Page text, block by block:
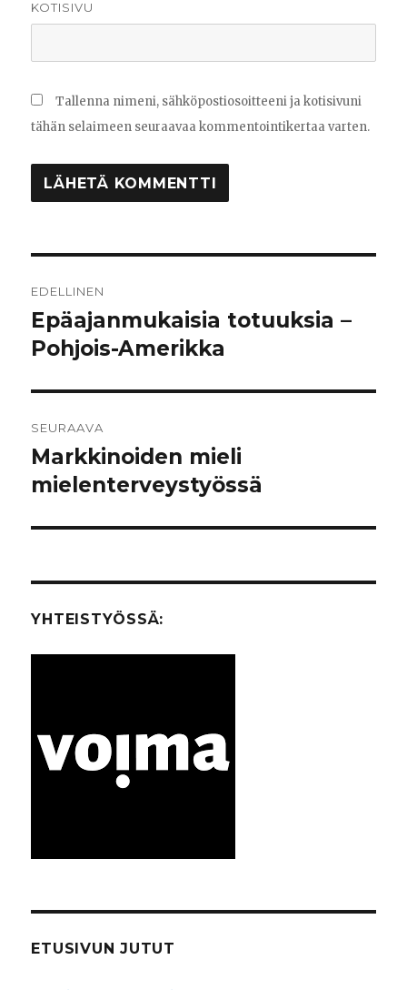
KOTISIVU
Tallenna nimeni, sähköpostiosoitteeni ja kotisivuni
tähän selaimeen seuraavaa kommentointikertaa varten.
selaus
EDELLINEN
Edellinen
artikkeli:
Epäajanmukaisia totuuksia –
Pohjois-Amerikka
SEURAAVA
Seuraava
artikkeli:
Markkinoiden mieli
mielenterveystyössä
YHTEISTYÖSSÄ:
ETUSIVUN JUTUT